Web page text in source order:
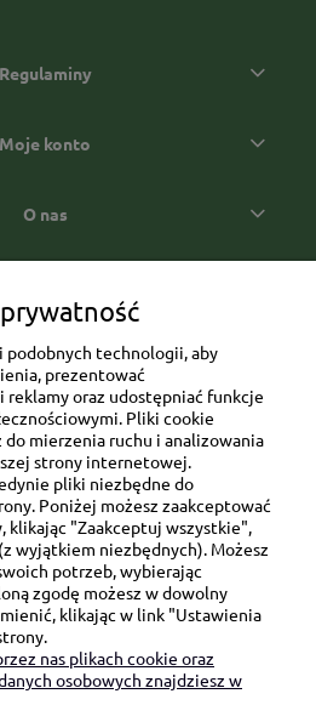
Regulaminy
Moje konto
O nas
6/8 lok. 57/58
341 Łódź
6751510615
SIĘ Z NAMI:
happygifts.com
690 172 872
podobnych technologii, aby
prezentować
reklamy oraz udostępniać funkcje
Pliki cookie
mierzenia ruchu i analizowania
strony internetowej.
pliki niezbędne do
Poniżej możesz zaakceptować
klikając "Zaakceptuj wszystkie",
wyjątkiem niezbędnych). Możesz
potrzeb, wybierając
zgodę możesz w dowolny
klikając w link "Ustawienia
nas plikach cookie oraz
osobowych znajdziesz w